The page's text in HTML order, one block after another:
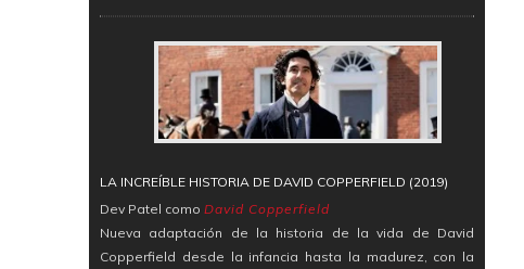
LA INCREÍBLE HISTORIA DE DAVID COPPERFIELD (2019)
Dev Patel como David Copperfield
Nueva adaptación de la historia de la vida de David
Copperfield desde la infancia hasta la madurez, con la